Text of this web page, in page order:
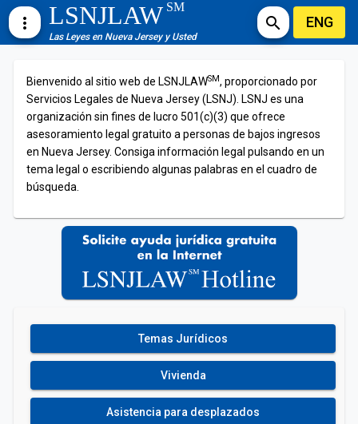
more_vert LSNJLAWSM
Las Leyes en Nueva Jersey y Usted
search ENG
Bienvenido al sitio web de LSNJLAWSM, proporcionado por
Servicios Legales de Nueva Jersey (LSNJ). LSNJ es una
organización sin fines de lucro 501(c)(3) que ofrece
asesoramiento legal gratuito a personas de bajos ingresos
en Nueva Jersey. Consiga información legal pulsando en un
tema legal o escribiendo algunas palabras en el cuadro de
búsqueda.
Temas Jurídicos
Vivienda
Asistencia para desplazados